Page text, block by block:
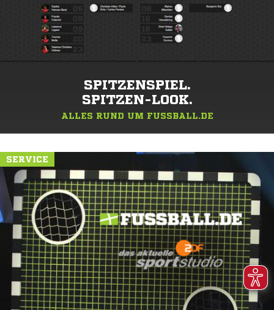
SPITZENSPIEL.
SPITZEN-LOOK.
ALLES RUND UM FUSSBALL.DE
SERVICE